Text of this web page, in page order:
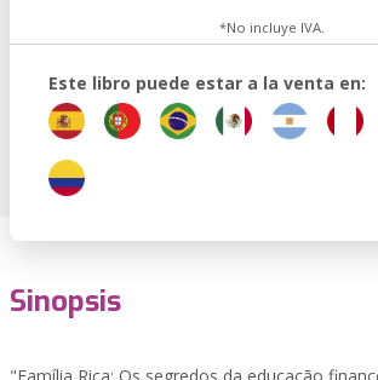
*No incluye IVA.
Este libro puede estar a la venta en:
Sinopsis